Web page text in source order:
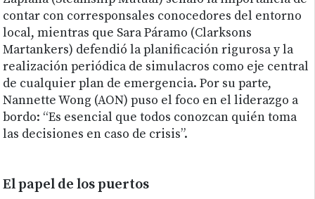
contar con corresponsales conocedores del entorno
local, mientras que Sara Páramo (Clarksons
Martankers) defendió la planificación rigurosa y la
realización periódica de simulacros como eje central
de cualquier plan de emergencia. Por su parte,
Nannette Wong (AON) puso el foco en el liderazgo a
bordo: “Es esencial que todos conozcan quién toma
las decisiones en caso de crisis”.
El papel de los puertos